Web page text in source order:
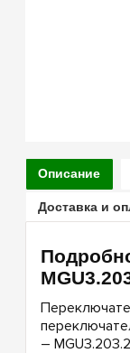
Описание
Доставка и
–